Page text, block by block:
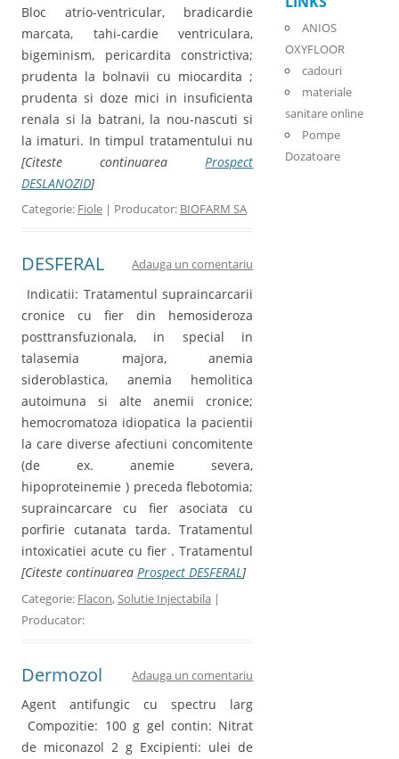
Bloc atrio-ventricular, bradicardie
marcata, tahi-cardie ventriculara,
bigeminism, pericardita constrictiva;
prudenta la bolnavii cu miocardita ;
prudenta si doze mici in insuficienta
renala si la batrani, la nou-nascuti si
la imaturi. In timpul tratamentului nu
[Citeste continuareaProspect
DESLANOZID]
Categorie: Fiole | Producator: BIOFARM SA
DESFERAL Adauga un comentariu
Indicatii: Tratamentul supraincarcarii
cronice cu fier din hemosideroza
posttransfuzionala, in special in
talasemia majora, anemia
sideroblastica, anemia hemolitica
autoimuna si alte anemii cronice;
hemocromatoza idiopatica la pacientii
la care diverse afectiuni concomitente
(de ex. anemie severa,
hipoproteinemie ) preceda flebotomia;
supraincarcare cu fier asociata cu
porfirie cutanata tarda. Tratamentul
intoxicatiei acute cu fier . Tratamentul
[Citeste continuarea Prospect DESFERAL]
Categorie: Flacon,Solutie Injectabila |
Producator:
Dermozol Adauga un comentariu
Agent antifungic cu spectru larg
Compozitie: 100 g gel contin: Nitrat
de miconazol 2 g Excipienti: ulei de
ANIOS
OXYFLOOR
cadouri
materiale
sanitare online
Pompe
Dozatoare